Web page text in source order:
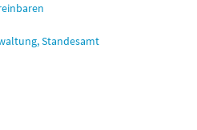
Standesamt